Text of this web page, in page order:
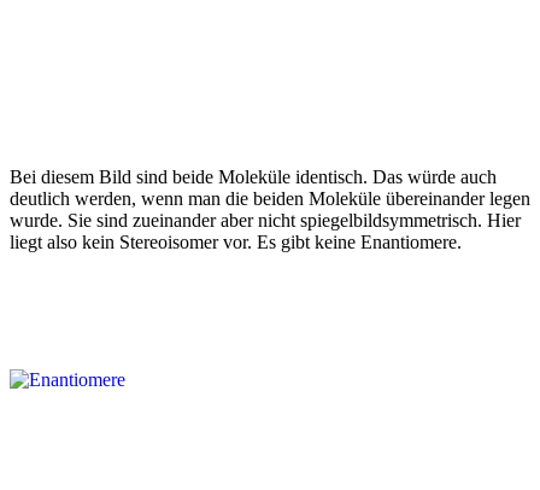
Bei diesem Bild sind beide Moleküle identisch. Das würde auch
deutlich werden, wenn man die beiden Moleküle übereinander legen
wurde. Sie sind zueinander aber nicht spiegelbildsymmetrisch. Hier
liegt also kein Stereoisomer vor. Es gibt keine Enantiomere.